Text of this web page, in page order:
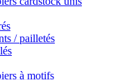
/ pailletés
à motifs